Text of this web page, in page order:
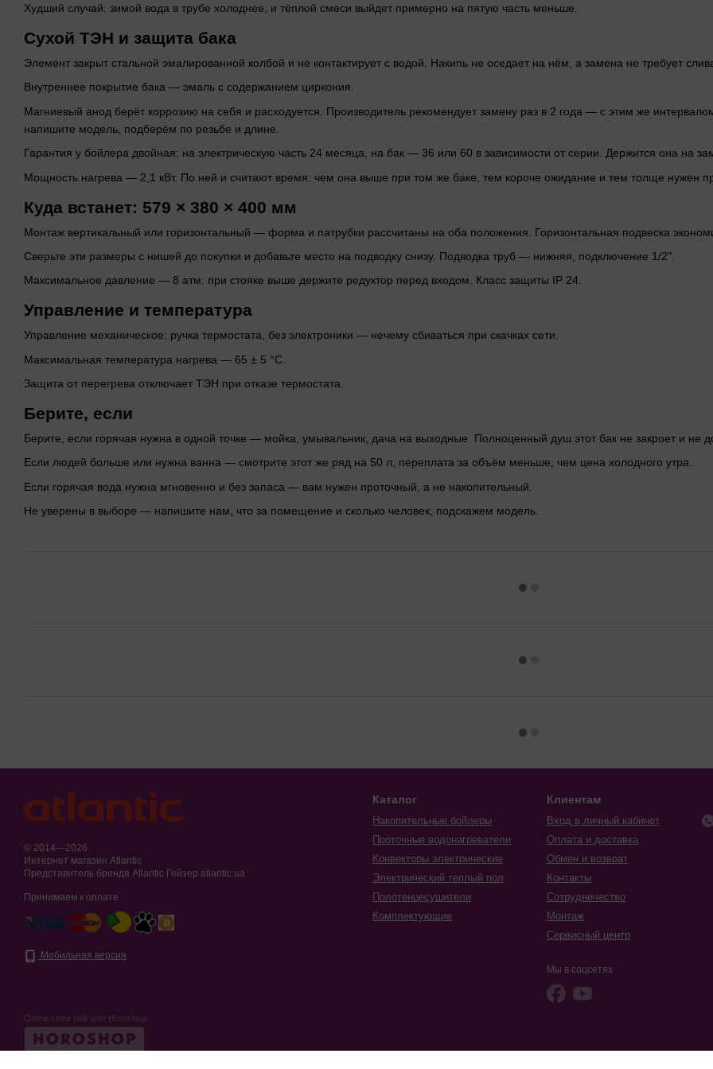
Худший случай: зимой вода в трубе холоднее, и тёплой смеси выйдет примерно на пятую часть меньше.
Сухой ТЭН и защита бака
Элемент закрыт стальной эмалированной колбой и не контактирует с водой. Накипь не оседает на нём, а замена не требует
Внутреннее покрытие бака — эмаль с содержанием циркония.
Магниевый анод берёт коррозию на себя и расходуется. Производитель рекомендует замену раз в 2 года — с этим же
напишите модель, подберём по резьбе и длине.
Гарантия у бойлера двойная: на электрическую часть 24 месяца, на бак — 36 или 60 в зависимости от серии. Держится она на
Мощность нагрева — 2,1 кВт. По ней и считают время: чем она выше при том же баке, тем короче ожидание и тем толще нужен
Куда встанет: 579 × 380 × 400 мм
Монтаж вертикальный или горизонтальный — форма и патрубки рассчитаны на оба положения. Горизонтальная подвеска
Сверьте эти размеры с нишей до покупки и добавьте место на подводку снизу. Подводка труб — нижняя, подключение 1/2".
Максимальное давление — 8 атм: при стояке выше держите редуктор перед входом. Класс защиты IP 24.
Управление и температура
Управление механическое: ручка термостата, без электроники — нечему сбиваться при скачках сети.
Максимальная температура нагрева — 65 ± 5 °C.
Защита от перегрева отключает ТЭН при отказе термостата.
Берите, если
Берите, если горячая нужна в одной точке — мойка, умывальник, дача на выходные. Полноценный душ этот бак не закроет и не
Если людей больше или нужна ванна — смотрите этот же ряд на 50 л, переплата за объём меньше, чем цена холодного утра.
Если горячая вода нужна мгновенно и без запаса — вам нужен проточный, а не накопительный.
Не уверены в выборе — напишите нам, что за помещение и сколько человек, подскажем модель.
© 2014—2026
Интернет магазин Atlantic
Представитель бренда Atlantic Гейзер atlantic.ua
Принимаем к оплате
Мобильная версия
Online store built with Horoshop
Каталог
Накопительные бойлеры
Проточные водонагреватели
Конвекторы электрические
Электрический теплый пол
Полотенцесушители
Комплектующие
Клиентам
Вход в личный кабинет
Оплата и доставка
Обмен и возврат
Контакты
Сотрудничество
Монтаж
Сервисный центр
Мы в соцсетях